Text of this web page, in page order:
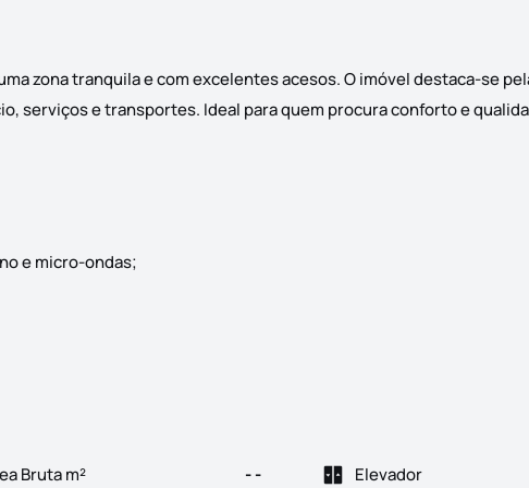
zona tranquila e com excelentes acesos. O imóvel destaca-se
serviços e transportes. Ideal para quem procura conforto e
e micro-ondas;
Bruta m² - -
Elevador